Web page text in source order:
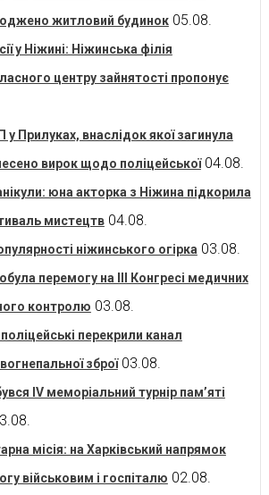
житловий будинок 05.08.
у Ніжині: Ніжинська філія
центру зайнятості пропонує
Прилуках, внаслідок якої загинула
вирок щодо поліцейської 04.08.
юна акторка з Ніжина підкорила
мистецтв 04.08.
ніжинського огірка 03.08.
перемогу на ІІІ Конгресі медичних
контролю 03.08.
перекрили канал
зброї 03.08.
IV меморіальний турнір пам’яті
місія: на Харківський напрямок
військовим і госпіталю 02.08.